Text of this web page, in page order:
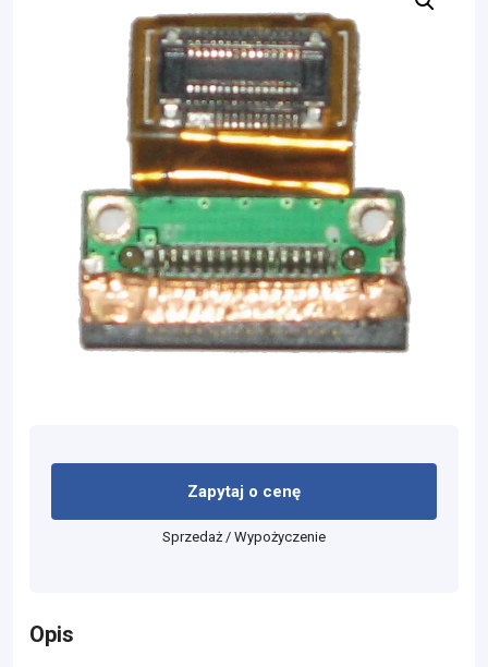
Zapytaj o cenę
Sprzedaż / Wypożyczenie
Opis